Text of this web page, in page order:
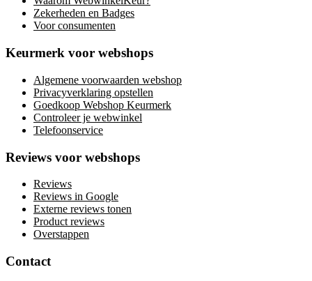
Zekerheden en Badges
Voor consumenten
Keurmerk voor webshops
Algemene voorwaarden webshop
Privacyverklaring opstellen
Goedkoop Webshop Keurmerk
Controleer je webwinkel
Telefoonservice
Reviews voor webshops
Reviews
Reviews in Google
Externe reviews tonen
Product reviews
Overstappen
Contact